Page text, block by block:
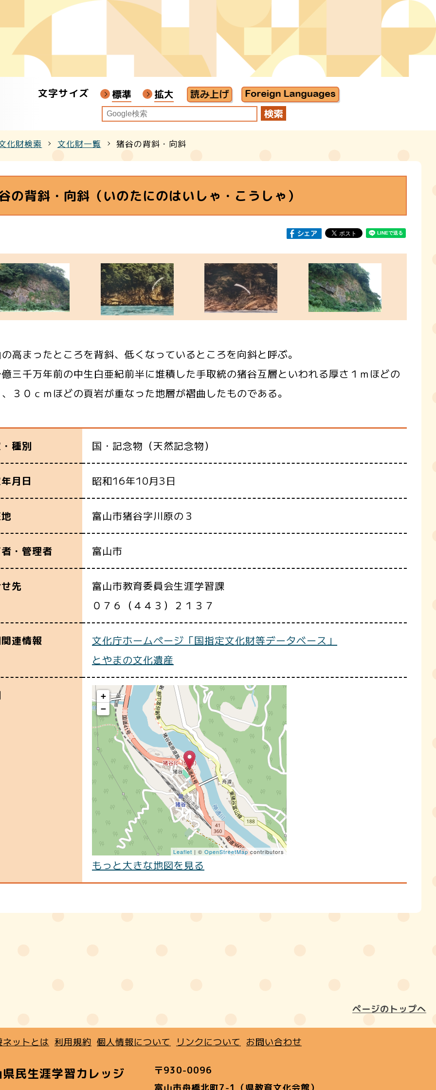
文字サイズ 標準 拡大
化財検索 文化財一覧 猪谷の背斜・向斜
の背斜・向斜（いのたにのはいしゃ・こうしゃ）
まったところを背斜、低くなっているところを向斜と呼ぶ。
千万年前の中生白亜紀前半に堆積した手取統の猪谷互層といわれる厚さ１ｍほどの
３０ｃｍほどの頁岩が重なった地層が褶曲したものである。
種別 国・記念物（天然記念物）
月日 昭和16年10月3日
富山市猪谷字川原の３
・管理者 富山市
先
富山市教育委員会生涯学習課
０７６（４４３）２１３７
連情報
文化庁ホームページ「国指定文化財等データベース」
とやまの文化遺産
+
−
Leaflet | © OpenStreetMapcontributors
もっと大きな地図を見る
ページのトップへ
ットとは 利用規約 個人情報について リンクについて お問い合わせ
民生涯学習カレッジ
〒930-0096